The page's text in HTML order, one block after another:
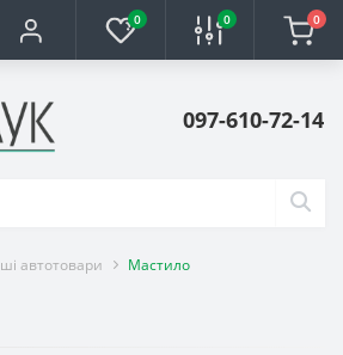
0 0 0
097-610-72-14
автотовари Мастило